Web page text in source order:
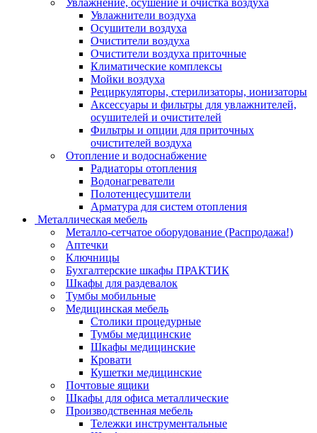
Увлажнение, осушение и очистка воздуха
Увлажнители воздуха
Осушители воздуха
Очистители воздуха
Очистители воздуха приточные
Климатические комплексы
Мойки воздуха
Рециркуляторы, стерилизаторы, ионизаторы
Аксессуары и фильтры для увлажнителей,
осушителей и очистителей
Фильтры и опции для приточных
очистителей воздуха
Отопление и водоснабжение
Радиаторы отопления
Водонагреватели
Полотенцесушители
Арматура для систем отопления
Металлическая мебель
Металло-сетчатое оборудование (Распродажа!)
Аптечки
Ключницы
Бухгалтерские шкафы ПРАКТИК
Шкафы для раздевалок
Тумбы мобильные
Медицинская мебель
Столики процедурные
Тумбы медицинские
Шкафы медицинские
Кровати
Кушетки медицинские
Почтовые ящики
Шкафы для офиса металлические
Производственная мебель
Тележки инструментальные